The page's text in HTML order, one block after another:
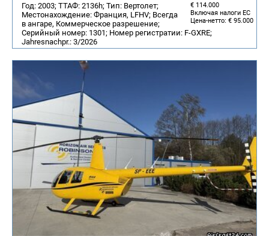
€ 114.000
Включая налоги ЕС
Цена-нетто: € 95.000
Год: 2003; ТТАФ: 2136h; Тип: Вертолет;
Местонахождение: Франция, LFHV; Всегда
в ангаре, Коммерческое разрешение;
Серийный номер: 1301; Номер регистратии: F-GXRE;
Jahresnachpr.: 3/2026